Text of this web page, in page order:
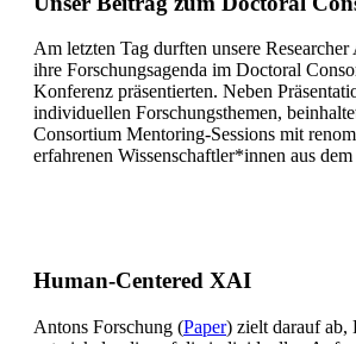
Am letzten Tag durften unsere
ihre Forschungsagenda im Doctoral
Konferenz präsentierten. Neben
individuellen Forschungsthemen,
Consortium Mentoring-Sessions mit
erfahrenen Wissenschaftler*innen aus
Human-Centered XAI
Antons Forschung (Paper) zielt darauf ab,